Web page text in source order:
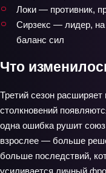
Локи — противник,
Сирзекс — лидер, на
баланс сил
Что
Третий сезон
столкновений
одна ошибка рушит
взрослее — больше
больше последствий,
усиливается личный